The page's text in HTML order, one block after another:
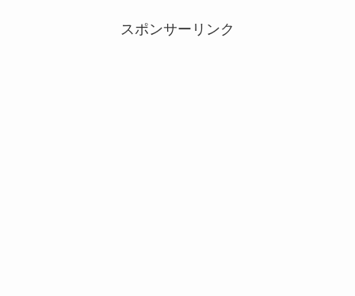
スポンサーリンク